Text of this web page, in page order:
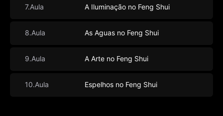
7.Aula A Iluminação no Feng Shui
8.Aula As Aguas no Feng Shui
9.Aula A Arte no Feng Shui
10.Aula Espelhos no Feng Shui